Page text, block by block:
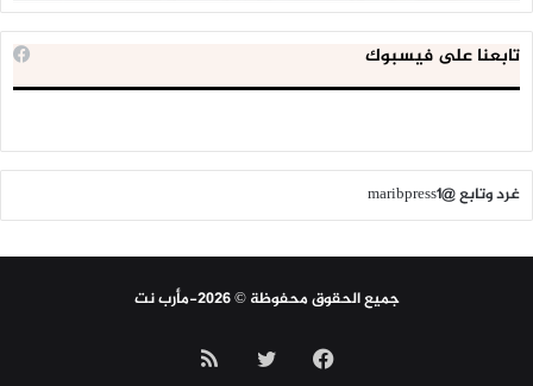
لها في الأرض شامخةً بقاءُ
مع المختار يشملها الكِساءُ
#معاذ_الجنيد
تابعنا على فيسبوك
غرد وتابع @maribpress1
جميع الحقوق محفوظة © 2026-مأرب نت
فيسبوك تويتر ملخص